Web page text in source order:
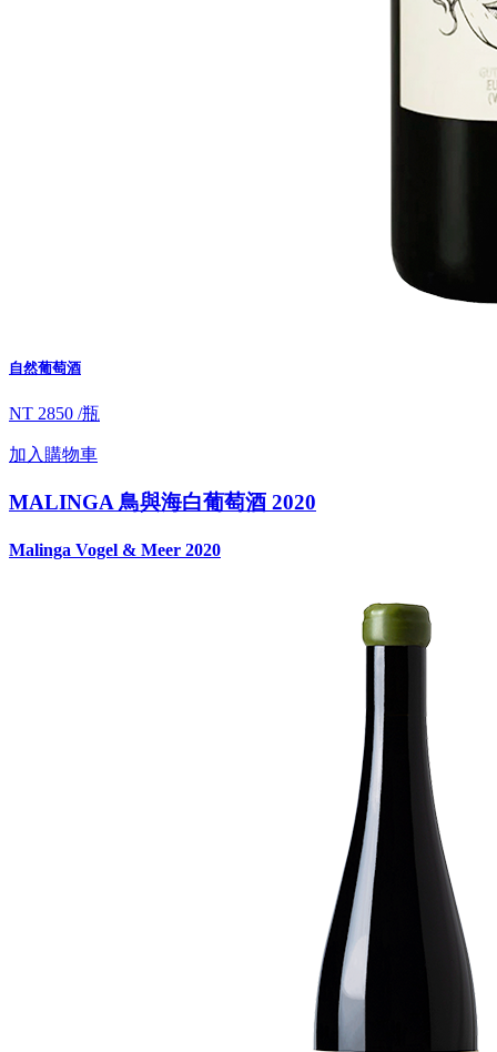
自然葡萄酒
NT 2850 /瓶
加入購物車
MALINGA 鳥與海白葡萄酒 2020
Malinga Vogel & Meer 2020